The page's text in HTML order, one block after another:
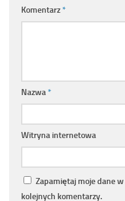
Komentarz*
Nazwa*
Witryna internetowa
Zapamiętaj moje dane
kolejnych komentarzy.